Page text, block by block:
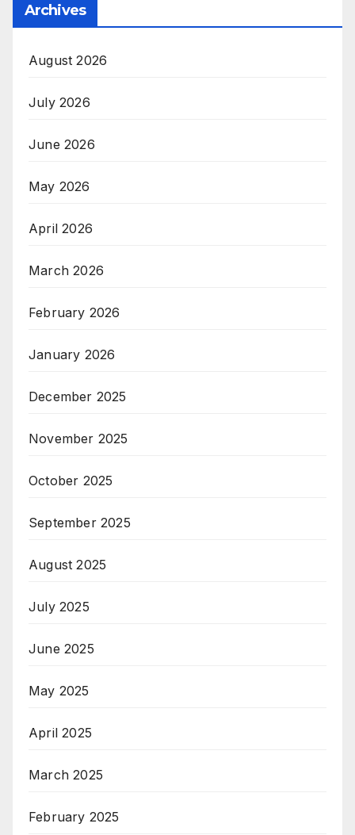
Archives
August 2026
July 2026
June 2026
May 2026
April 2026
March 2026
February 2026
January 2026
December 2025
November 2025
October 2025
September 2025
August 2025
July 2025
June 2025
May 2025
April 2025
March 2025
February 2025